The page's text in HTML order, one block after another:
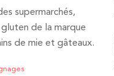
supermarchés,
de la marque
de mie et gâteaux.